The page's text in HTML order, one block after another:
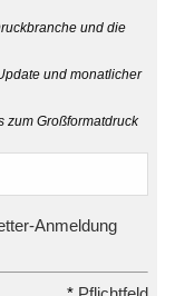
und die
und monatlicher
zum Großformatdruck
Anmeldung